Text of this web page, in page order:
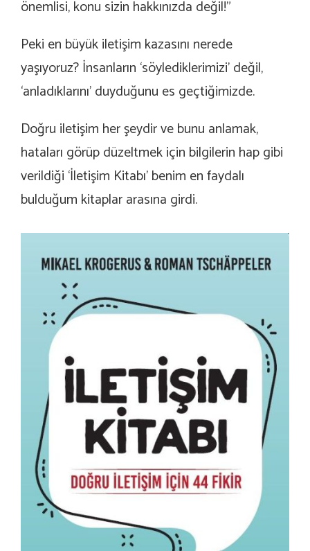
önemlisi, konu sizin hakkınızda değil!”
Peki en büyük iletişim kazasını nerede
yaşıyoruz? İnsanların ‘söylediklerimizi’ değil,
‘anladıklarını’ duyduğunu es geçtiğimizde.
Doğru iletişim her şeydir ve bunu anlamak,
hataları görüp düzeltmek için bilgilerin hap gibi
verildiği ‘İletişim Kitabı’ benim en faydalı
bulduğum kitaplar arasına girdi.